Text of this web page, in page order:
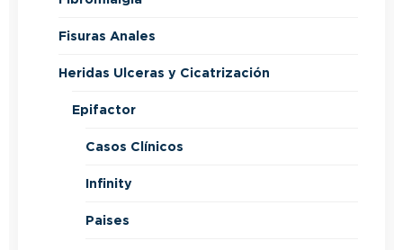
Fisuras Anales
Heridas Ulceras y Cicatrización
Epifactor
Casos Clínicos
Infinity
Paises